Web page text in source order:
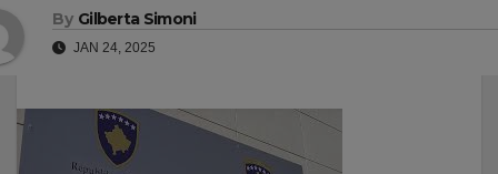
By Gilberta Simoni
JAN 24, 2025